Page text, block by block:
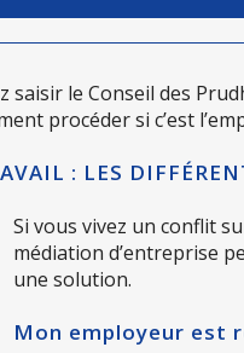
le Conseil des
procéder si c’est
: LES
Si vous vivez un conflit
médiation d’entreprise
une solution.
Mon employeur est